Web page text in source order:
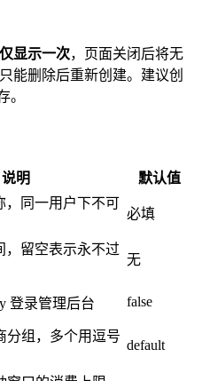
仅显示一次，页面关闭后将无
能删除后重新创建。建议创
。
说明 默认值
，同一用户下不可
必填
，留空表示永不过
无
登录管理后台 false
分组，多个用逗号
default